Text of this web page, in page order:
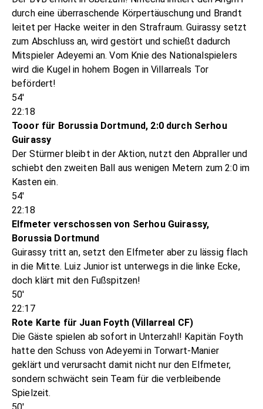
durch eine überraschende Körpertäuschung und Brandt
leitet per Hacke weiter in den Strafraum. Guirassy setzt
zum Abschluss an, wird gestört und schießt dadurch
Mitspieler Adeyemi an. Vom Knie des Nationalspielers
wird die Kugel in hohem Bogen in Villarreals Tor
befördert!
54'
22:18
Tooor für Borussia Dortmund, 2:0 durch Serhou
Guirassy
Der Stürmer bleibt in der Aktion, nutzt den Abpraller und
schiebt den zweiten Ball aus wenigen Metern zum 2:0 im
Kasten ein.
54'
22:18
Elfmeter verschossen von Serhou Guirassy,
Borussia Dortmund
Guirassy tritt an, setzt den Elfmeter aber zu lässig flach
in die Mitte. Luiz Junior ist unterwegs in die linke Ecke,
doch klärt mit den Fußspitzen!
50'
22:17
Rote Karte für Juan Foyth (Villarreal CF)
Die Gäste spielen ab sofort in Unterzahl! Kapitän Foyth
hatte den Schuss von Adeyemi in Torwart-Manier
geklärt und verursacht damit nicht nur den Elfmeter,
sondern schwächt sein Team für die verbleibende
Spielzeit.